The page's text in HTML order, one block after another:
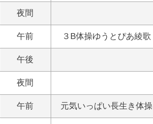
夜間
午前 ３B体操ゆうとぴあ綾歌
午後
夜間
午前 元気いっぱい長生き体操